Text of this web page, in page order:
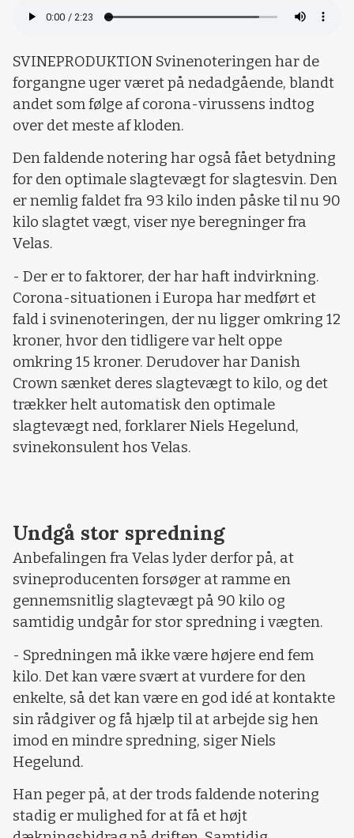
SVINEPRODUKTION Svinenoteringen har de
forgangne uger været på nedadgående, blandt
andet som følge af corona-virussens indtog
over det meste af kloden.
Den faldende notering har også fået betydning
for den optimale slagtevægt for slagtesvin. Den
er nemlig faldet fra 93 kilo inden påske til nu 90
kilo slagtet vægt, viser nye beregninger fra
Velas.
- Der er to faktorer, der har haft indvirkning.
Corona-situationen i Europa har medført et
fald i svinenoteringen, der nu ligger omkring 12
kroner, hvor den tidligere var helt oppe
omkring 15 kroner. Derudover har Danish
Crown sænket deres slagtevægt to kilo, og det
trækker helt automatisk den optimale
slagtevægt ned, forklarer Niels Hegelund,
svinekonsulent hos Velas.
Undgå stor spredning
Anbefalingen fra Velas lyder derfor på, at
svineproducenten forsøger at ramme en
gennemsnitlig slagtevægt på 90 kilo og
samtidig undgår for stor spredning i vægten.
- Spredningen må ikke være højere end fem
kilo. Det kan være svært at vurdere for den
enkelte, så det kan være en god idé at kontakte
sin rådgiver og få hjælp til at arbejde sig hen
imod en mindre spredning, siger Niels
Hegelund.
Han peger på, at der trods faldende notering
stadig er mulighed for at få et højt